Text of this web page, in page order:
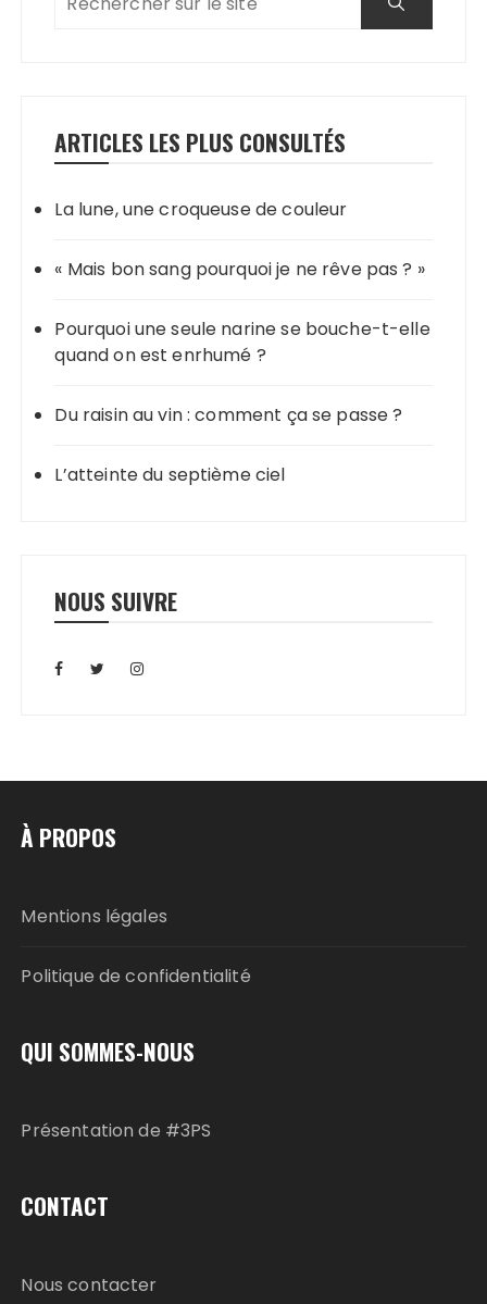
ARTICLES LES PLUS CONSULTÉS
La lune, une croqueuse de couleur
« Mais bon sang pourquoi je ne rêve pas ? »
Pourquoi une seule narine se bouche-t-elle
quand on est enrhumé ?
Du raisin au vin : comment ça se passe ?
L’atteinte du septième ciel
NOUS SUIVRE
À PROPOS
Mentions légales
Politique de confidentialité
QUI SOMMES-NOUS
Présentation de #3PS
CONTACT
Nous contacter